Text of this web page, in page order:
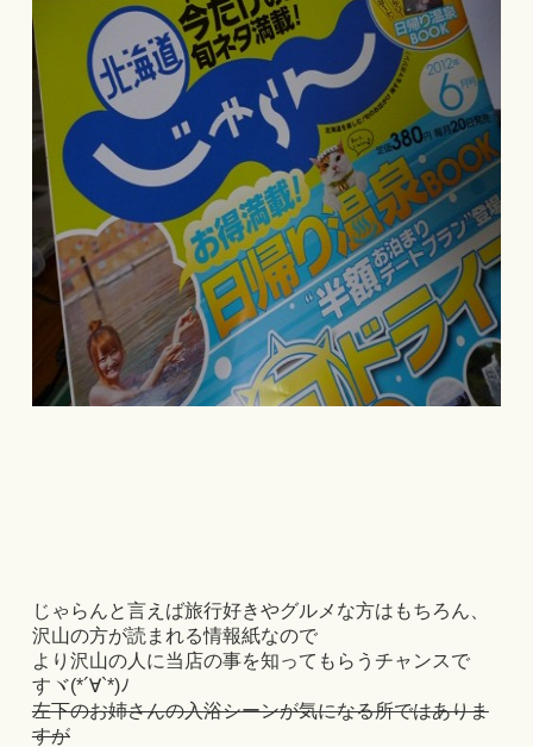
じゃらんと言えば旅行好きやグルメな方はもちろん、
沢山の方が読まれる情報紙なので
より沢山の人に当店の事を知ってもらうチャンスで
すヾ(*´∀`*)ﾉ
左下のお姉さんの入浴シーンが気になる所ではありま
すが